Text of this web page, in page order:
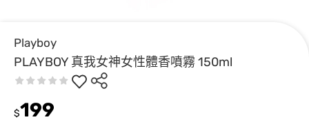
Playboy
PLAYBOY 真我女神女性體香噴霧 150ml
$199